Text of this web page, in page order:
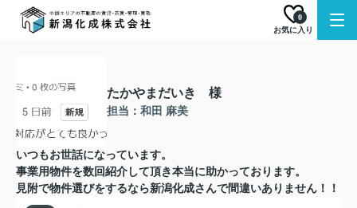
お気に入り
0
たかやまだいき 様
担当：和田 麻美
いつもお世話になっています。
事業用物件を数回紹介して頂き本当に助かっております。
見附で物件選びをするなら新潟化成さんで間違いありません！！